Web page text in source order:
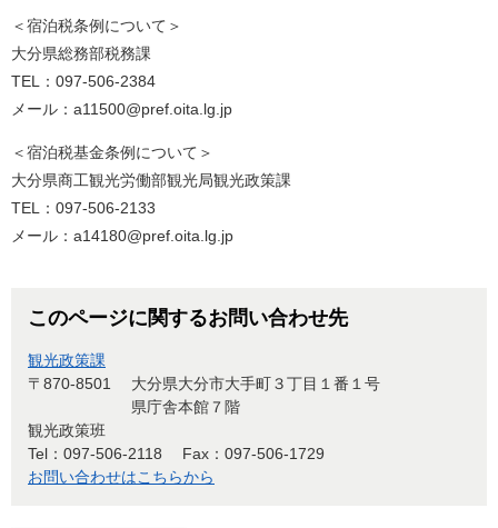
＜宿泊税条例について＞
大分県総務部税務課
TEL：097-506-2384
メール：a11500@pref.oita.lg.jp
＜宿泊税基金条例について＞
大分県商工観光労働部観光局観光政策課
TEL：097-506-2133
メール：a14180@pref.oita.lg.jp
このページに関するお問い合わせ先
観光政策課
〒870-8501
大分県大分市大手町３丁目１番１号
県庁舎本館７階
観光政策班
Tel：097-506-2118
Fax：097-506-1729
お問い合わせはこちらから